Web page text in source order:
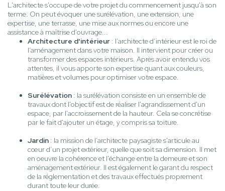
L'architecte s'occupe de votre projet du commencement jusqu'à son
terme. On peut évoquer une surélévation, une extension, une
expertise, une terrasse, une mise aux normes ou encore une
assistance à maîtrise d'ouvrage...
Architecture d'intérieur : l’architecte d’intérieur est le roi de
l’aménagement dans votre maison. Il intervient pour créer ou
transformer des espaces intérieurs. Après avoir entendu vos
attentes, il vous apporte son expertise quant aux couleurs,
matières et volumes pour optimiser votre espace.
Surélévation : la surélévation consiste en un ensemble de
travaux dont l'objectif est de réaliser l'agrandissement d'un
espace, par l'accroissement de la hauteur. Cela se concrétise
par le fait d'ajouter un étage, y compris sa toiture.
Jardin : la mission de l’architecte paysagiste s'articule au
cœur d’un projet extérieur, quelle que soit sa dimension. Il met
en oeuvre la cohérence et l'échange entre la demeure et son
aménagement extérieur. Il est également le garant du respect
de la réglementation et des travaux effectués proprement
durant toute leur durée.